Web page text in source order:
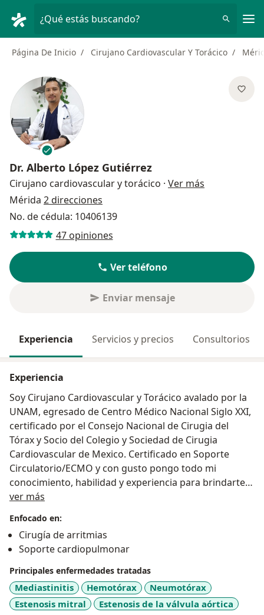
¿Qué estás buscando?
Página De Inicio Cirujano Cardiovascular Y Torácico
Dr. Alberto López Gutiérrez
Cirujano cardiovascular y torácico · Ver más
Mérida 2 direcciones
No. de cédula: 10406139
47 opiniones
Ver teléfono
Enviar mensaje
Experiencia Servicios y precios Consultorios
Experiencia
Soy Cirujano Cardiovascular y Torácico avalado por la
UNAM, egresado de Centro Médico Nacional Siglo XXI,
certificado por el Consejo Nacional de Cirugia del
Tórax y Socio del Colegio y Sociedad de Cirugia
Cardiovascular de Mexico. Certificado en Soporte
Circulatorio/ECMO y con gusto pongo todo mi
conocimiento, habilidad y experiencia para brindarte
atención integral DE CALIDAD en enfermedades
ver más
Enfocado en:
Cirugía de arritmias
Soporte cardiopulmonar
Principales enfermedades tratadas
Mediastinitis Hemotórax
Neumotórax
Estenosis mitral
Estenosis de la válvula aórtica